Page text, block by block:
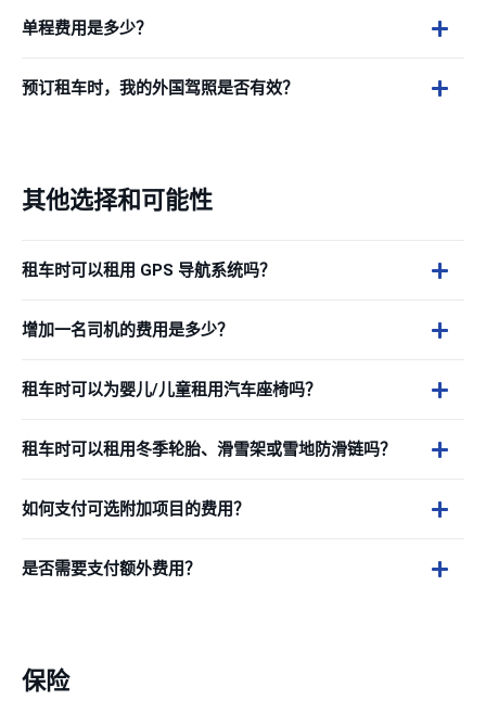
单程费用是多少？
预订租车时，我的外国驾照是否有效？
其他选择和可能性
租车时可以租用 GPS 导航系统吗？
增加一名司机的费用是多少？
租车时可以为婴儿/儿童租用汽车座椅吗？
租车时可以租用冬季轮胎、滑雪架或雪地防滑链吗？
如何支付可选附加项目的费用？
是否需要支付额外费用？
保险